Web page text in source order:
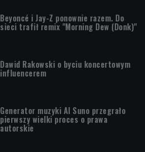
Beyoncé i Jay-Z ponownie razem. Do
sieci trafił remix "Morning Dew (Donk)"
Dawid Rakowski o byciu koncertowym
influencerem
Generator muzyki AI Suno przegrało
pierwszy wielki proces o prawa
autorskie